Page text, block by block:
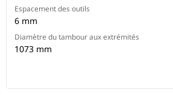
Espacement des outils
6 mm
Diamètre du tambour aux extrémités
1073 mm